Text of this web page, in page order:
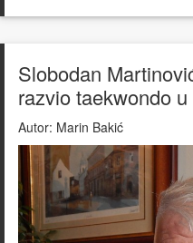
Slobodan
razvio taekwondo
Autor: Marin Bakić